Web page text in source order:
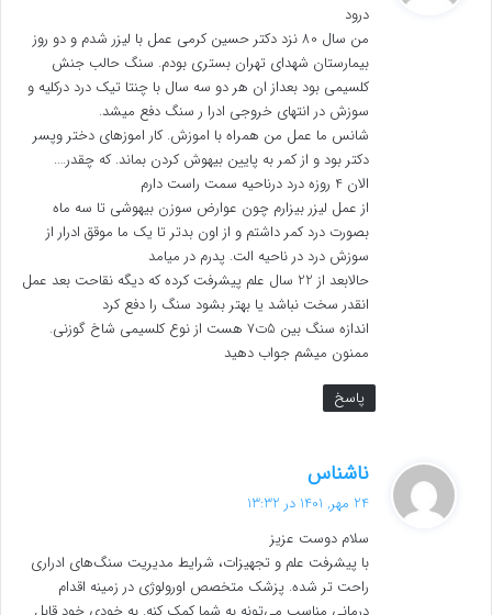
درود
من سال 80 نزد دکتر حسین کرمی عمل با لیزر شدم و دو روز
بیمارستان شهدای تهران بستری بودم. سنگ حالب جنش
کلسیمی بود بعداز ان هر دو سه سال با چنتا تیک درد درکلیه و
سوزش در انتهای خروجی ادرا ر سنگ دفع میشد.
شانس ما عمل من همراه با اموزش. کار اموزهای دختر وپسر
دکتر بود و از کمر به پایین بیهوش کردن بماند. که چقدر….
الان 4 روزه درد درناحیه سمت راست دارم
از عمل لیزر بیزارم چون عوارض سوزن بیهوشی تا سه ماه
بصورت درد کمر داشتم و از اون بدتر تا یک ما موقق ادرار از
سوزش درد در ناحیه الت. پدرم در میامد
حالابعد از 22 سال علم پیشرفت کرده که دیگه نقاحت بعد عمل
انقدر سخت نباشد یا بهتر بشود سنگ را دفع کرد
اندازه سنگ بین 5ت7 هست از نوع کلسیمی شاخ گوزنی.
ممنون میشم جواب دهید
پاسخ
ناشناس
ف
:
24 مهر, 1401 در 13:32
سلام دوست عزیز
با پیشرفت علم و تجهیزات، شرایط مدیریت سنگ‌های ادراری
راحت تر شده. پزشک متخصص اورولوژی در زمینه اقدام